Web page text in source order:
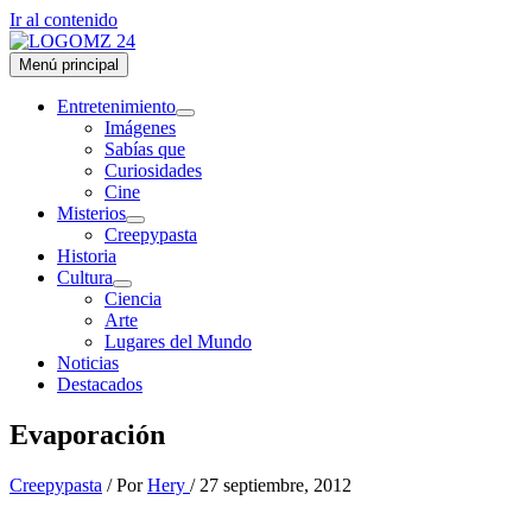
Ir al contenido
Menú principal
Entretenimiento
Imágenes
Sabías que
Curiosidades
Cine
Misterios
Creepypasta
Historia
Cultura
Ciencia
Arte
Lugares del Mundo
Noticias
Destacados
Evaporación
Creepypasta / PorHery / 27 septiembre, 2012